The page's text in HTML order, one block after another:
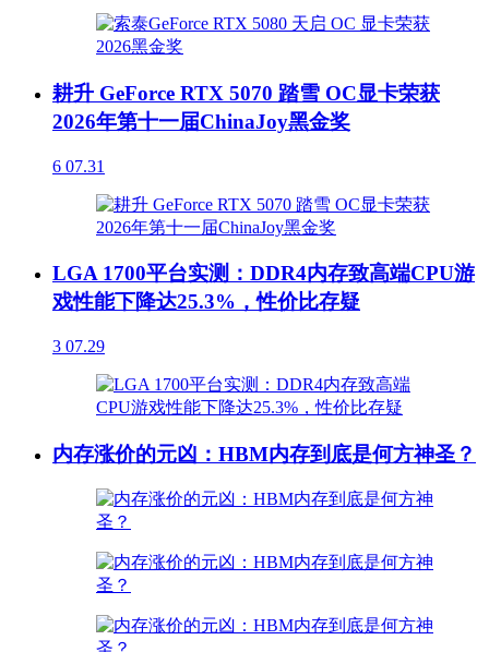
耕升 GeForce RTX 5070 踏雪 OC显卡荣获
2026年第十一届ChinaJoy黑金奖
6 07.31
LGA 1700平台实测：DDR4内存致高端CPU游
戏性能下降达25.3%，性价比存疑
3 07.29
内存涨价的元凶：HBM内存到底是何方神圣？